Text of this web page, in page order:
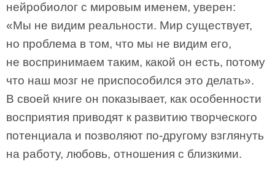
нейробиолог с мировым именем, уверен:
«Мы не видим реальности. Мир существует,
но проблема в том, что мы не видим его,
не воспринимаем таким, какой он есть, потому
что наш мозг не приспособился это делать».
В своей книге он показывает, как особенности
восприятия приводят к развитию творческого
потенциала и позволяют по-другому взглянуть
на работу, любовь, отношения с близкими.